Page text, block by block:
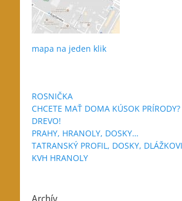
mapa na jeden klik
ROSNIČKA
CHCETE MAŤ DOMA KÚSOK
DREVO!
PRAHY, HRANOLY, DOSKY…
TATRANSKÝ PROFIL, DOSKY,
KVH HRANOLY